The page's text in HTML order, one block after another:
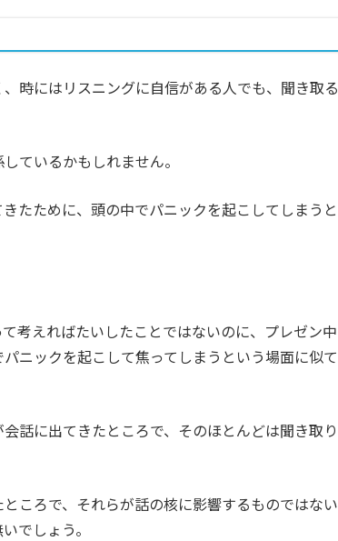
時にはリスニングに自信がある人でも、聞き取る
ているかもしれません。
たために、頭の中でパニックを起こしてしまうと
考えればたいしたことではないのに、プレゼン中
ニックを起こして焦ってしまうという場面に似て
話に出てきたところで、そのほとんどは聞き取り
ころで、それらが話の核に影響するものではない
でしょう。